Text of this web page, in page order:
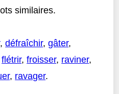
similaires.
,défraîchir,gâter,
flétrir,froisser, raviner,
, ravager.